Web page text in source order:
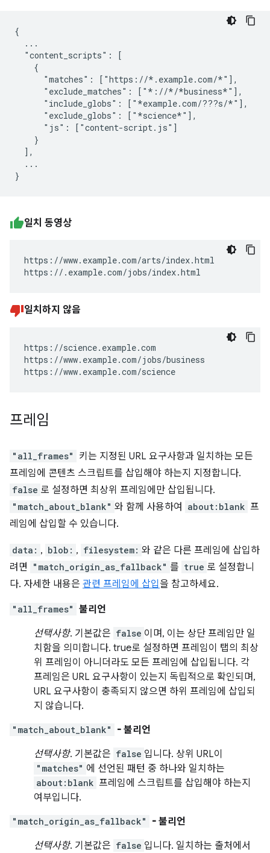
{
  ...
  "content_scripts": [
    {
      "matches": ["https://*.example.com/*"],
      "exclude_matches": ["*://*/*business*"],
      "include_globs": ["*example.com/???s/*"],
      "exclude_globs": ["*science*"],
      "js": ["content-script.js"]
    }
  ],
  ...
일치 동영상
https://www.example.com/arts/index.html
https://.example.com/jobs/index.html
일치하지 않음
https://science.example.com
https://www.example.com/jobs/business
https://www.example.com/science
프레임
"all_frames"
키는 지정된 URL 요구사항과 일치하는 모든
프레임에 콘텐츠 스크립트를 삽입해야 하는지 지정합니다.
false 로 설정하면 최상위 프레임에만 삽입됩니다.
"match_about_blank" 와 함께 사용하여 about:blank 프
레임에 삽입할 수 있습니다.
data: , blob: , filesystem: 와 같은 다른 프레임에 삽입하
려면
"match_origin_as_fallback" 를 true 로 설정합니
다. 자세한 내용은 관련 프레임에 삽입 을 참고하세요.
"all_frames" 불리언
선택사항. 기본값은 false 이며, 이는 상단 프레임만 일
치함을 의미합니다. true로 설정하면 프레임이 탭의 최상
위 프레임이 아니더라도 모든 프레임에 삽입됩니다. 각
프레임은 URL 요구사항이 있는지 독립적으로 확인되며,
URL 요구사항이 충족되지 않으면 하위 프레임에 삽입되
지 않습니다.
"match_about_blank"
- 불리언
선택사항. 기본값은 false 입니다. 상위 URL이
"matches" 에 선언된 패턴 중 하나와 일치하는
about:blank 프레임에 스크립트를 삽입해야 하는지
여부입니다.
"match_origin_as_fallback"
- 불리언
선택사항. 기본값은 false 입니다. 일치하는 출처에서